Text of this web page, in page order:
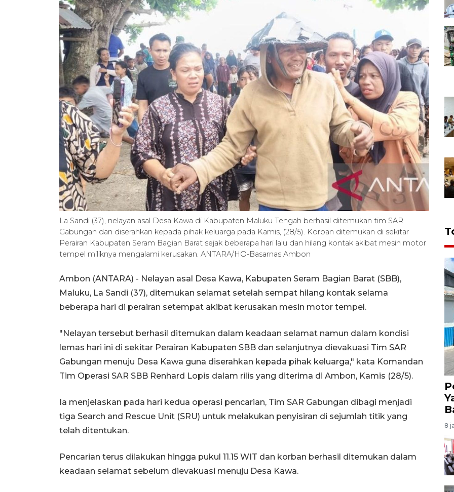
La Sandi (37), nelayan asal Desa Kawa di Kabupaten Maluku Tengah berhasil ditemukan tim SAR
Gabungan dan diserahkan kepada pihak keluarga pada Kamis, (28/5). Korban ditemukan di sekitar
Perairan Kabupaten Seram Bagian Barat sejak beberapa hari lalu dan hilang kontak akibat mesin motor
tempel miliknya mengalami kerusakan. ANTARA/HO-Basarnas Ambon
Ambon (ANTARA) - Nelayan asal Desa Kawa, Kabupaten Seram Bagian Barat (SBB),
Maluku, La Sandi (37), ditemukan selamat setelah sempat hilang kontak selama
beberapa hari di perairan setempat akibat kerusakan mesin motor tempel.
"Nelayan tersebut berhasil ditemukan dalam keadaan selamat namun dalam kondisi
lemas hari ini di sekitar Perairan Kabupaten SBB dan selanjutnya dievakuasi Tim SAR
Gabungan menuju Desa Kawa guna diserahkan kepada pihak keluarga," kata Komandan
Tim Operasi SAR SBB Renhard Lopis dalam rilis yang diterima di Ambon, Kamis (28/5).
Ia menjelaskan pada hari kedua operasi pencarian, Tim SAR Gabungan dibagi menjadi
tiga Search and Rescue Unit (SRU) untuk melakukan penyisiran di sejumlah titik yang
telah ditentukan.
Pencarian terus dilakukan hingga pukul 11.15 WIT dan korban berhasil ditemukan dalam
keadaan selamat sebelum dievakuasi menuju Desa Kawa.
8